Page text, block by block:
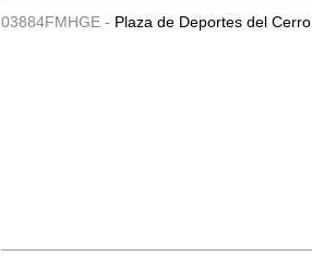
03884FMHGE - Plaza de Deportes del Cerro.